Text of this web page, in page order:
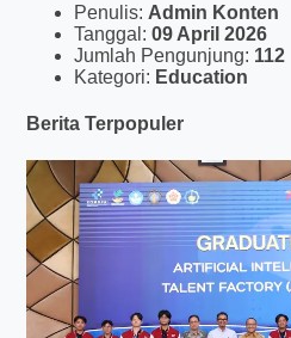
Penulis: Admin Konten
Tanggal: 09 April 2026
Jumlah Pengunjung: 112
Kategori: Education
Berita Terpopuler